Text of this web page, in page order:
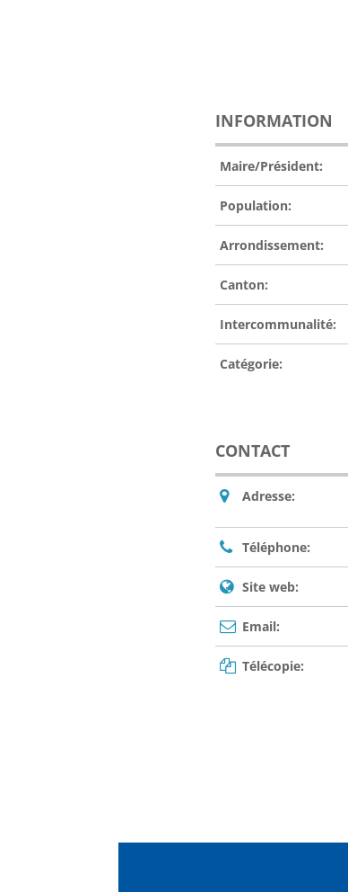
INFORMATION
Maire/Président:
Population:
Arrondissement:
Canton:
Intercommunalité:
Catégorie:
CONTACT
Adresse:
Téléphone:
Site web:
Email:
Télécopie: